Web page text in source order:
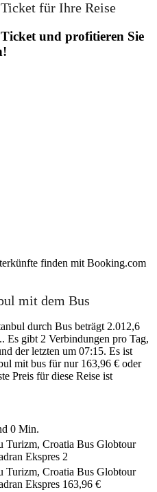
für Ihre Reise
und profitieren Sie
finden mit Booking.com
mit dem Bus
durch Bus beträgt 2.012,6
Es gibt 2 Verbindungen pro Tag,
der letzten um 07:15. Es ist
mit bus für nur 163,96 € oder
Preis für diese Reise ist
0 Min.
Turizm, Croatia Bus Globtour
Ekspres 2
Turizm, Croatia Bus Globtour
Ekspres 163,96 €